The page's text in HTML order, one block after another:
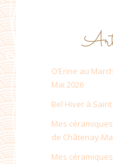
O’Erine au
Mai 2026
Bel Hiver à
Mes
de Châtenay-
Mes